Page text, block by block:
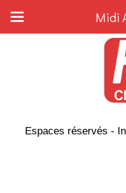
Midi
Espaces réservés -